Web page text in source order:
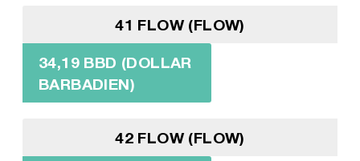
41 FLOW (FLOW)
34,19 BBD (DOLLAR
BARBADIEN)
42 FLOW (FLOW)